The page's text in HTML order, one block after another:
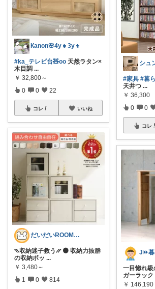
Кanon🌸4y👧3y👦
#ka_テレビ台🧸oo 天然ラタン×
木目調 ...
￥ 32,800～
0 0 22
コレ いいね
だいだいROOM@整う暮らし｜インテリア
⳹収納迷子救う⳼ 🟠 収納力抜群
の収納ボッ ...
￥ 3,480～
1 0 814
シュ
#家具 #暮
天井つ ...
￥ 36,300
0 0
コレ
一目惚れ級
ガーラック
￥ 146,190